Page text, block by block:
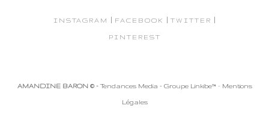
INSTAGRAM | FACEBOOK | TWITTER |
PINTEREST
AMANDINE BARON © -Tendances Media - Groupe Linkibe™ - Mentions
Légales